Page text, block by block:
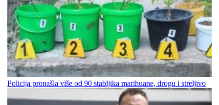
Policija pronašla više od 90 stabljika marihuane, drogu i streljivo